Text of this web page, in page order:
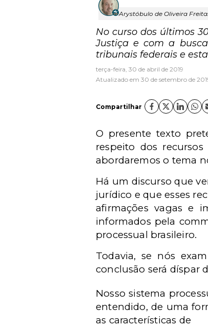
Arystóbulo de Oliveira
No curso dos últimos
Justiça e com a
tribunais federais e
terça-feira, 30 de abril de 2019
Atualizado em 30 de setembro de 2019
Compartilhar
O presente texto
respeito dos
abordaremos o tema
Há um discurso que
jurídico e que esses
afirmações vagas e
informados pela
processual brasileiro.
Todavia, se nós
conclusão será díspar
Nosso sistema
entendido, de uma
as características de